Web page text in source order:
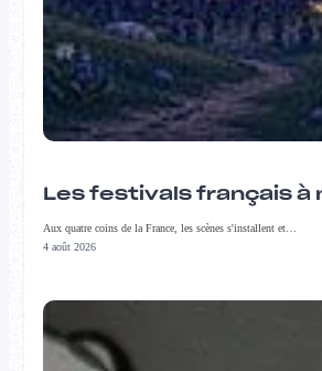
Les festivals français à
Aux quatre coins de la France, les scènes s'installent et…
4 août 2026